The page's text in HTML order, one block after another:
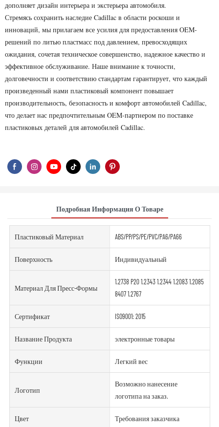
дополняет дизайн интерьера и экстерьера автомобиля.
Стремясь сохранить наследие Cadillac в области роскоши и
инноваций, мы прилагаем все усилия для предоставления OEM-
решений по литью пластмасс под давлением, превосходящих
ожидания, сочетая техническое совершенство, надежное качество и
эффективное обслуживание. Наше внимание к точности,
долговечности и соответствию стандартам гарантирует, что каждый
произведенный нами пластиковый компонент повышает
производительность, безопасность и комфорт автомобилей Cadillac,
что делает нас предпочтительным OEM-партнером по поставке
пластиковых деталей для автомобилей Cadillac.
Подробная Информация О Товаре
Пластиковый Материал ABS/PP/PS/PE/PVC/PA6/PA66
Поверхность Индивидуальный
Материал Для Пресс-Формы
1.2738 P20 1.2343 1.2344 1.2083 1.2085
8407 1.2767
Сертификат ISO9001: 2015
Название Продукта электронные товары
Функции Легкий вес
Логотип
Возможно нанесение
логотипа на заказ.
Цвет Требования заказчика